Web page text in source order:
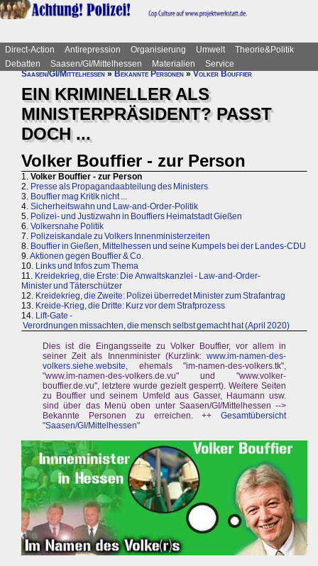
Direct-Action Antirepression Organisierung Umwelt
Theorie&Politik
Debatten
Saasen/GI/Mittelhessen Materialien
Service
Saasen/GI/Mittelhessen»Bekannte Personen»Volker Bouffier
EIN KRIMINELLER ALS
MINISTERPRÄSIDENT? PASST
DOCH ...
Volker Bouffier - zur Person
1. Volker Bouffier - zur Person
2. Presse als Propagandaabteilung des Ministers
3. Bouffier mag Kritik nicht ...
4. Sicherheitswahn und Law-and-Order-Politik
5. Polizei- und Justizwahn in Bouffiers Heimatstadt Gießen
6. Volkersnahe Politik
7. Polizeiskandale zu Volkers Innenministerzeiten
8. Bouffier in Gießen, Mittelhessen und seine Kumpels bei der Landes-CDU
9.Aktionen gegen Bouffier & Co.
10. Links und Infos zum Thema
11. Kreidekrieg, die Erste: Die Anwaltskanzlei - Law-and-Order-
Minister und Täterschützer
12. Kreidekrieg, die Zweite: Polizei überredet Minister zum Strafantrag
13. Kreide-Krieg, die Dritte: Kurz vor dem Strafprozess
14. Lift-Gate -
Verordnungen missachten, die mensch selbst gemacht hat (April 2020)
Dies ist die Eingangsseite zu Volker Bouffier, vor allem in
seiner Zeit als Innenminister (Kurzlink:www.im-namen-des-
volkers.siehe.website, ehemals "im-namen-des-volkers.tk",
"www.im-namen-des-volkers.de.vu" und "www.volker-
bouffier.de.vu", letztere wurde gezielt gesperrt). Weitere Seiten
zu Bouffier und seinem Umfeld aus Gasser, Haumann usw.
sind über das Menü oben unter Saasen/GI/Mittelhessen -->
Bekannte Personen zu erreichen. ++Gesamtübersicht
"Saasen/GI/Mittelhessen"